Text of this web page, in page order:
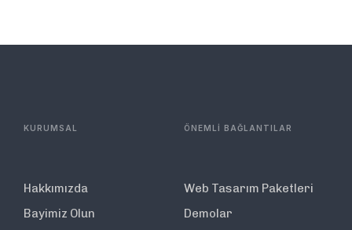
KURUMSAL
Hakkımızda
Bayimiz Olun
ÖNEMLİ BAĞLANTILAR
Web Tasarım Paketleri
Demolar